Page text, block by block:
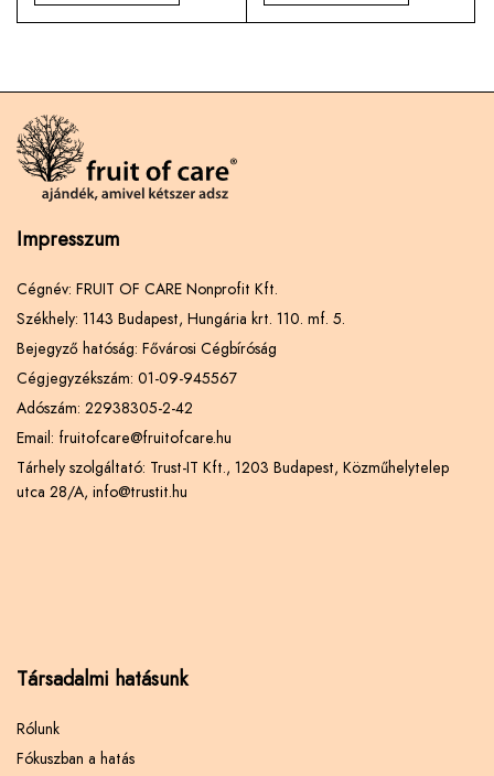
Impresszum
Cégnév: FRUIT OF CARE Nonprofit Kft.
Székhely: 1143 Budapest, Hungária krt. 110. mf. 5.
Bejegyző hatóság: Fővárosi Cégbíróság
Cégjegyzékszám: 01-09-945567
Adószám: 22938305-2-42
Email: fruitofcare@fruitofcare.hu
Tárhely szolgáltató: Trust-IT Kft., 1203 Budapest, Közműhelytelep
utca 28/A, info@trustit.hu
Társadalmi hatásunk
Rólunk
Fókuszban a hatás